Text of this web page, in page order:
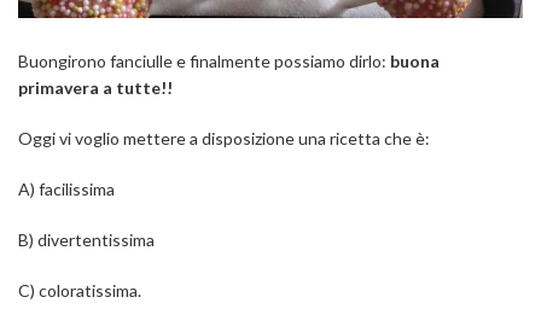
Buongirono fanciulle e finalmente possiamo dirlo: buona
primavera a tutte!!
Oggi vi voglio mettere a disposizione una ricetta che è:
A) facilissima
B) divertentissima
C) coloratissima.